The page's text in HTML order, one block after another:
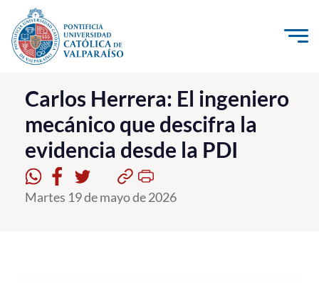
Click acá para ir directamente al contenido
La Universidad
Investigación, Creación e Innovación
PUCV Internacional
Vinculación con el Medio
Carlos Herrera: El ingeniero
mecánico que descifra la
evidencia desde la PDI
Martes 19 de mayo de 2026